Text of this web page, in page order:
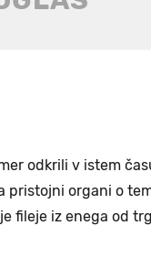
odkrili v istem
pristojni organi o
fileje iz enega od